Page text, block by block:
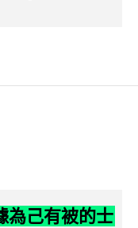
為己有被的士